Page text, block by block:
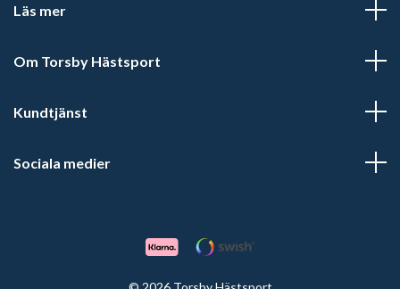
Läs mer
Om Torsby Hästsport
Kundtjänst
Sociala medier